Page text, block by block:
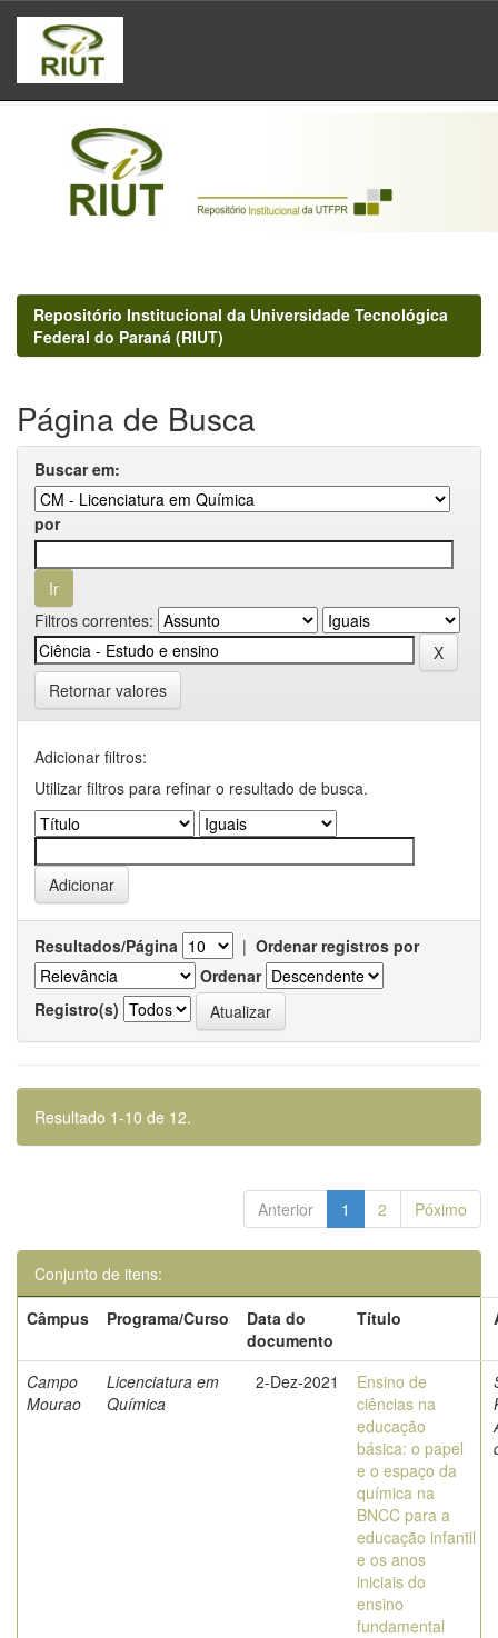
Skip
navigation
Repositório Institucional da Universidade Tecnológica
Federal do Paraná (RIUT)
Página de Busca
Buscar em:
por
Filtros correntes:
Retornar valores
Adicionar filtros:
Utilizar filtros para refinar o resultado de busca.
Resultados/Página | Ordenar registros por
Ordenar
Registro(s)
Resultado 1-10 de 12.
Anterior 1 2 Póximo
Conjunto de itens:
Câmpus
Programa/Curso
Data do
documento
Título
Campo
Mourao
Licenciatura em
Química
2-Dez-2021
Ensino de
ciências na
educação
básica: o papel
e o espaço da
química na
BNCC para a
educação infantil
e os anos
iniciais do
ensino
fundamental